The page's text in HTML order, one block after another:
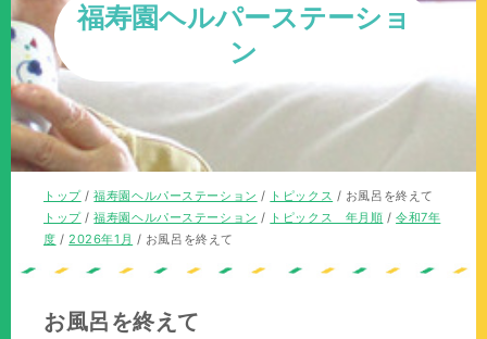
福寿園ヘルパーステーショ
ン
現
在
の
トップ/福寿園ヘルパーステーション / トピックス / お風呂を終えて
現
在
トップ/福寿園ヘルパーステーション / トピックス 年月順 /令和7年
度 /2026年1月 / お風呂を終えて
お風呂を終えて